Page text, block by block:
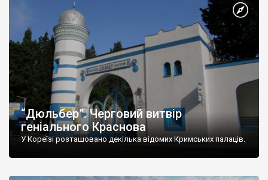
“Дюльбер”. Черговий витвір
геніального Краснова
У Кореїзі розташовано декілька відомих Кримських палаців.